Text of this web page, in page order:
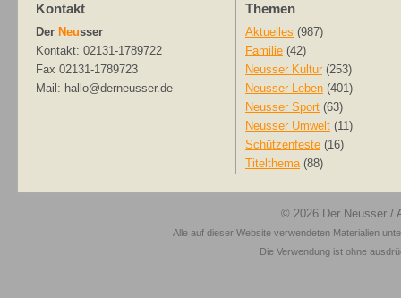
Kontakt
Der Neusser
Kontakt: 02131-1789722
Fax 02131-1789723
Mail: hallo@derneusser.de
Themen
Aktuelles (987)
Familie (42)
Neusser Kultur (253)
Neusser Leben (401)
Neusser Sport (63)
Neusser Umwelt (11)
Schützenfeste (16)
Titelthema(88)
© 2026 Der Neusser /
Alle auf dieser Website verwendeten Materialien
Die Verwendung ist ohne